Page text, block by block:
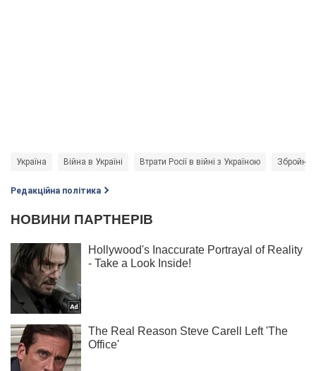
Україна Війна в Україні Втрати Росії в війні з Україною Збройні
Редакційна політика